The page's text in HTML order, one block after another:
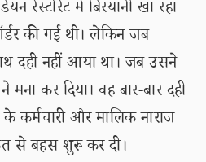
रेस्टोरेंट में बिरयानी खा रहा
की गई थी। लेकिन जब
दही नहीं आया था। जब उसने
मना कर दिया। वह बार-बार दही
के कर्मचारी और मालिक नाराज
से बहस शुरू कर दी।